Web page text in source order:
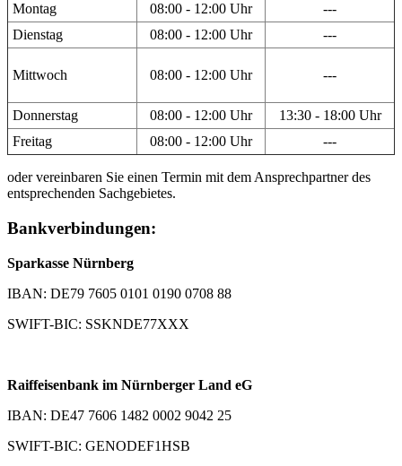
Montag 08:00 - 12:00 Uhr
---
Dienstag
08:00 - 12:00 Uhr ---
Mittwoch 08:00 - 12:00 Uhr ---
Donnerstag 08:00 - 12:00 Uhr
13:30 - 18:00 Uhr
Freitag
08:00 - 12:00 Uhr ---
oder vereinbaren Sie einen Termin mit dem Ansprechpartner des
entsprechenden Sachgebietes.
Bankverbindungen:
Sparkasse Nürnberg
IBAN: DE79 7605 0101 0190 0708 88
SWIFT-BIC: SSKNDE77XXX
Raiffeisenbank im Nürnberger Land eG
IBAN: DE47 7606 1482 0002 9042 25
SWIFT-BIC: GENODEF1HSB